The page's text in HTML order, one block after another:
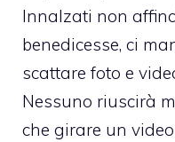
Innalzati non
benedicesse, ci
scattare foto e
Nessuno riuscirà
che girare un